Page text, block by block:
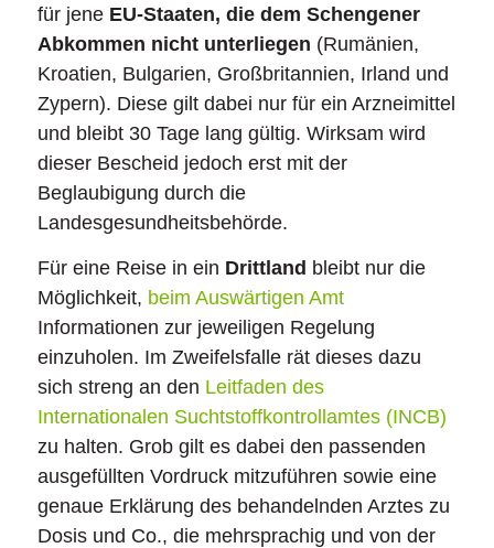
für jene EU-Staaten, die dem Schengener
Abkommen nicht unterliegen (Rumänien,
Kroatien, Bulgarien, Großbritannien, Irland und
Zypern). Diese gilt dabei nur für ein Arzneimittel
und bleibt 30 Tage lang gültig. Wirksam wird
dieser Bescheid jedoch erst mit der
Beglaubigung durch die
Landesgesundheitsbehörde.
Für eine Reise in ein Drittland bleibt nur die
Möglichkeit, beim Auswärtigen Amt
Informationen zur jeweiligen Regelung
einzuholen. Im Zweifelsfalle rät dieses dazu
sich streng an den Leitfaden des
Internationalen Suchtstoffkontrollamtes (INCB)
zu halten. Grob gilt es dabei den passenden
ausgefüllten Vordruck mitzuführen sowie eine
genaue Erklärung des behandelnden Arztes zu
Dosis und Co., die mehrsprachig und von der